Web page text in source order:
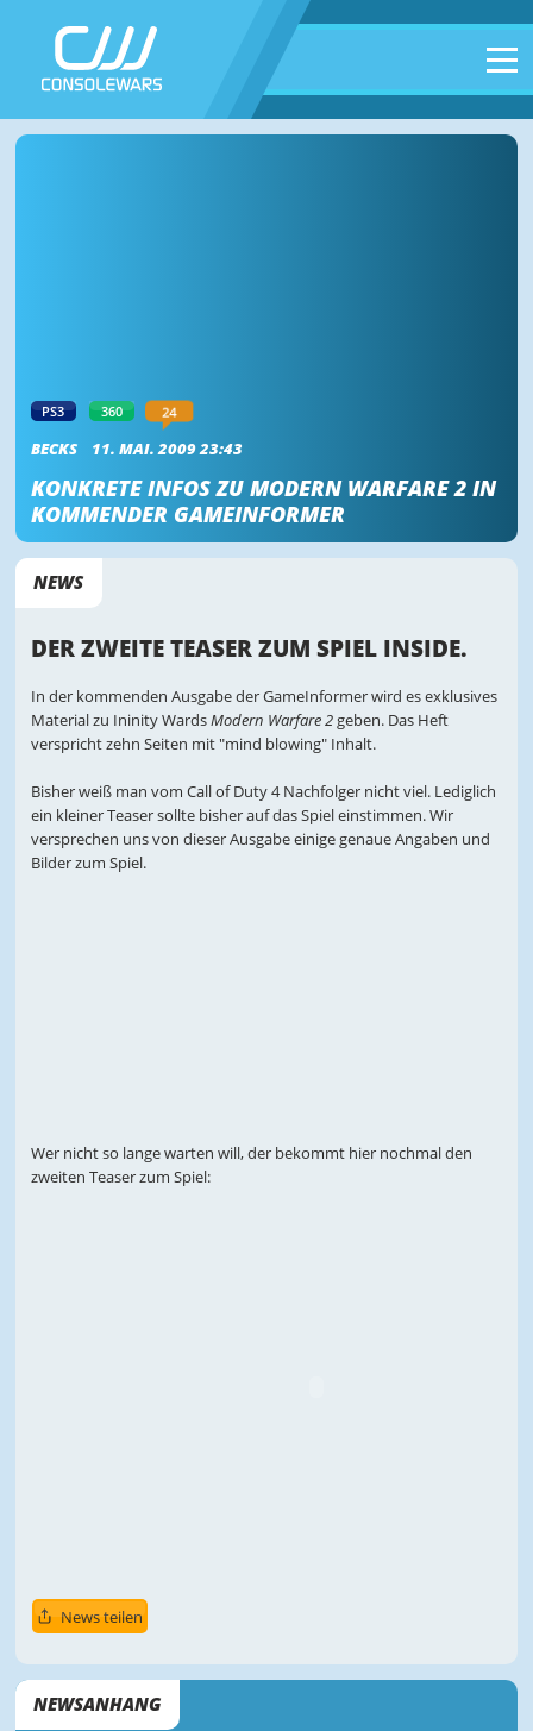
PS3 360 24
BECKS 11. MAI. 2009 23:43
KONKRETE INFOS ZU MODERN WARFARE 2 IN
KOMMENDER GAMEINFORMER
NEWS
DER ZWEITE TEASER ZUM SPIEL INSIDE.
In der kommenden Ausgabe der GameInformer wird es exklusives
Material zu Ininity WardsModern Warfare 2geben. Das Heft
verspricht zehn Seiten mit "mind blowing" Inhalt.
Bisher weiß man vom Call of Duty 4 Nachfolger nicht viel. Lediglich
ein kleiner Teaser sollte bisher auf das Spiel einstimmen. Wir
versprechen uns von dieser Ausgabe einige genaue Angaben und
Bilder zum Spiel.
Wer nicht so lange warten will, der bekommt hier nochmal den
zweiten Teaser zum Spiel:
News teilen
NEWSANHANG